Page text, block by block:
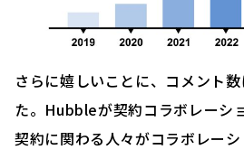
さらに嬉しいことに、コメント
た。Hubbleが契約コラボレーシ
契約に関わる人々がコラボレー